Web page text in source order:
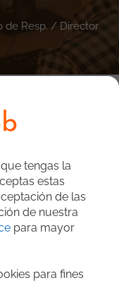
de Resp. / Director
tengas la
estas
de las
de nuestra
para mayor
para fines